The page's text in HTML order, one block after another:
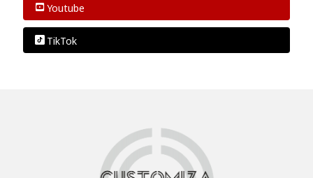
Youtube
TikTok